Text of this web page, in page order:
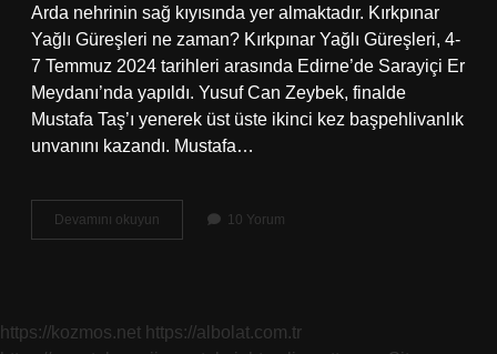
Arda nehrinin sağ kıyısında yer almaktadır. Kırkpınar
Yağlı Güreşleri ne zaman? Kırkpınar Yağlı Güreşleri, 4-
7 Temmuz 2024 tarihleri ​​arasında Edirne’de Sarayiçi Er
Meydanı’nda yapıldı. Yusuf Can Zeybek, finalde
Mustafa Taş’ı yenerek üst üste ikinci kez başpehlivanlık
unvanını kazandı. Mustafa…
Devamını okuyun Karapınar
Güreşleri
10 Yorum
https://kozmos.net https://albolat.com.tr